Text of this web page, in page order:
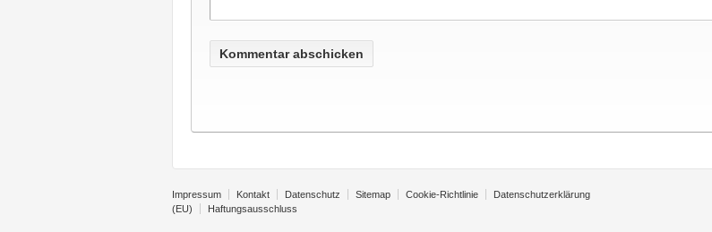
Impressum Kontakt Datenschutz Sitemap Cookie-Richtlinie
Datenschutzerklärung
(EU)
Haftungsausschluss